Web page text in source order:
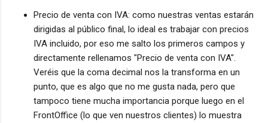
Precio de venta con IVA: como nuestras ventas estarán
dirigidas al público final, lo ideal es trabajar con precios
IVA incluido, por eso me salto los primeros campos y
directamente rellenamos "Precio de venta con IVA".
Veréis que la coma decimal nos la transforma en un
punto, que es algo que no me gusta nada, pero que
tampoco tiene mucha importancia porque luego en el
FrontOffice (lo que ven nuestros clientes) lo muestra